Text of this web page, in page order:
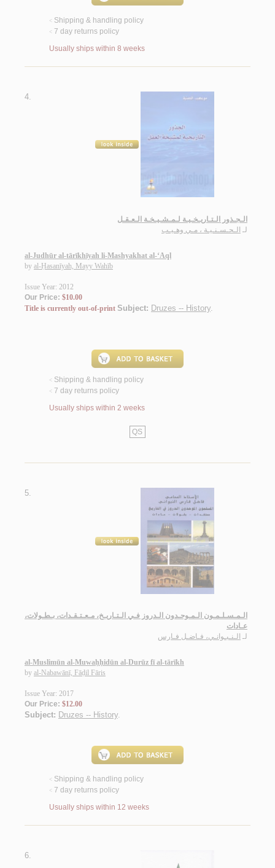
< Shipping & handling policy
< 7 day returns policy
Usually ships within 8 weeks
4.
الـجـذور الـتـاريـخـيـة لـمـشـيـخـة الـعـقـل
لـ الـحـسـنـيـة ، مـي وهـيـب
al-Judhūr al-tārīkhīyah li-Mashyakhat al-‘Aql
by al-Ḥasanīyah, Mayy Wahīb
Issue Year: 2012
Our Price: $10.00
Title is currently out-of-print Subject: Druzes -- History.
< Shipping & handling policy
< 7 day returns policy
Usually ships within 2 weeks
QS
5.
الـمـسـلـمـون الـمـوحـدون الـدروز فـي الـتـاريـخ، مـعـتـقـدات، بـطـولات،
عـادات
لـ الـنـبـوانـي، فـاضـل فـارس
al-Muslimūn al-Muwaḥḥidūn al-Durūz fī al-tārīkh
by al-Nabawānī, Fāḍil Fāris
Issue Year: 2017
Our Price: $12.00
Subject: Druzes -- History.
< Shipping & handling policy
< 7 day returns policy
Usually ships within 12 weeks
6.